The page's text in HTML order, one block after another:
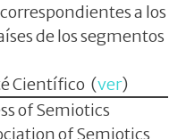
a los
de los segmentos
Científico (ver)
of Semiotics
of Semiotics